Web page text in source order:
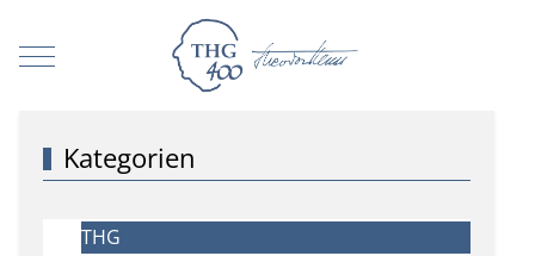
Mobile Menu Toggle
Kategorien
THG